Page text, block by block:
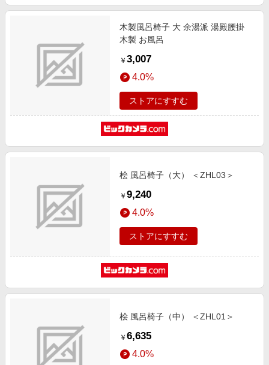
木製風呂椅子 大 余湯派 湯殿腰掛
木製 お風呂
￥ 3,007
4.0%
ストアにすすむ
桧 風呂椅子（大） ＜ZHL03＞
￥ 9,240
4.0%
ストアにすすむ
桧 風呂椅子（中） ＜ZHL01＞
￥ 6,635
4.0%